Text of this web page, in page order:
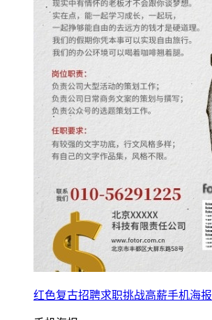
红色复古招聘求职挑战高薪手机海报